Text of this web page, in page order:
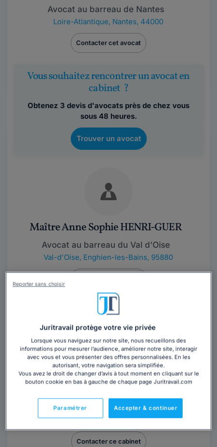
Avocat au barreau de Nantes
Loire-Atlantique, Nantes, 44000
Contacter cet avocat
Vous souhaitez rencontrer un avocat en
cabinet ?
Obtenez 3 devis d'avocats près de chez vous
sous 48 heures.
Trouver un avocat
Maître Anne Sophie HENRI-GUER
Avocat au barreau du Val d'Oise
Val-d'Oise, Enghien-les-Bains, 95880
Cabinet PIAULT
Pyrénées-Atlantiques
33 années d'expérience
Contacter ce cabinet
Juritravail protège votre vie privée
Lorsque vous naviguez sur notre site, nous recueillons des
informations pour mesurer l’audience, améliorer notre site, interagir
avec vous et vous présenter des offres personnalisées. En les
autorisant, votre navigation sera simplifiée.
Vous avez le droit de changer d’avis à tout moment en cliquant sur le
bouton cookie en bas à gauche de chaque page Juritravail.com
Accepter & continuer
Paramétrer
Reporter sans choisir